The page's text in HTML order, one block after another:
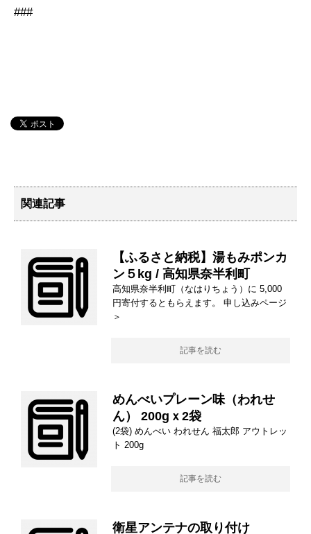
###
関連記事
【ふるさと納税】湯もみポンカ
ン５kg / 高知県奈半利町
高知県奈半利町（なはりちょう）に 5,000
円寄付するともらえます。 申し込みページ
＞
記事を読む
めんべいプレーン味（われせ
ん） 200gｘ2袋
(2袋) めんべい われせん 福太郎 アウトレッ
ト 200g
記事を読む
衛星アンテナの取り付け